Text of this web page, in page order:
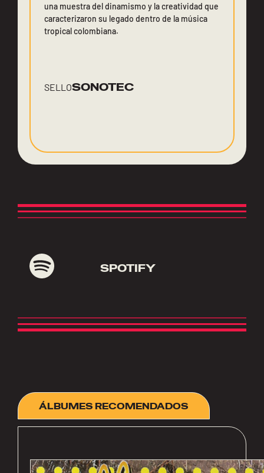
una muestra del dinamismo y la creatividad que
caracterizaron su legado dentro de la música
tropical colombiana.
SELLOSONOTEC
SPOTIFY
ÁLBUMES RECOMENDADOS